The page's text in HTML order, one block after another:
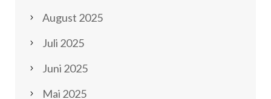
August 2025
Juli 2025
Juni 2025
Mai 2025